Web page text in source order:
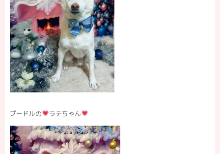
プードルの ラテちゃん